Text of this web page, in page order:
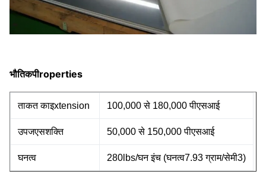
भौतिकपीroperties
ताकत काइxtension 100,000 से 180,000 पीएसआई
उपजएसशक्ति 50,000 से 150,000 पीएसआई
घनत्व 280lbs/घन इंच (घनत्व7.93 ग्राम/सेमी3)